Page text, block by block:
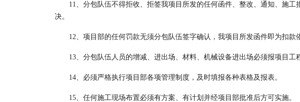
11、分包队伍不得拒收、拒签我项目所发的任何函件、整改、通知、施
决。
12、项目部的任何罚款无须分包队伍签字确认，我项目所发函件即为扣款
13、分包队伍人员的增减、进出场、材料、机械设备进出场必须报项目工
14、必须严格执行项目部各项管理制度，及时填报各种表格及报表。
15、任何施工现场布置必须有方案、有计划并经项目部批准后方可实施。